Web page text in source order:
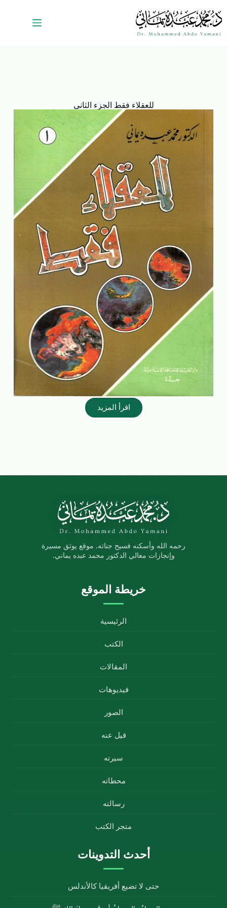
للعقلاء فقط الجزء الثاني
اقرأ المزيد
رحمه الله وأسكنه فسيح جناته. موقع يوثق مسيرة
وإنجازات معالي الدكتور محمد عبده يماني.
خريطة الموقع
الرئيسية
الكتب
المقالات
فيديوهات
الصور
قيل عنه
سيرته
محطاته
رسالته
متجر الكتب
أحدث التدوينات
حتى لا تضيع أفريقيا كالأندلس